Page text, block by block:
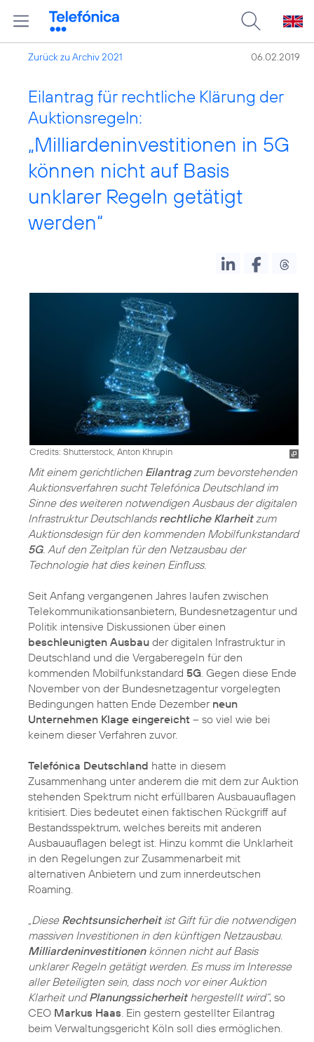
Zurück zu Archiv 2021 06.02.2019
Eilantrag für rechtliche Klärung der
Auktionsregeln:
„Milliardeninvestitionen in 5G
können nicht auf Basis
unklarer Regeln getätigt
werden“
Credits: Shutterstock, Anton Khrupin
Mit einem gerichtlichen Eilantragzum bevorstehenden
Auktionsverfahren sucht Telefónica Deutschland im
Sinne des weiteren notwendigen Ausbaus der digitalen
Infrastruktur Deutschlands rechtliche Klarheitzum
Auktionsdesign für den kommenden Mobilfunkstandard
5G. Auf den Zeitplan für den Netzausbau der
Technologie hat dies keinen Einfluss.
Seit Anfang vergangenen Jahres laufen zwischen
Telekommunikationsanbietern, Bundesnetzagentur und
Politik intensive Diskussionen über einen
beschleunigten Ausbau der digitalen Infrastruktur in
Deutschland und die Vergaberegeln für den
kommenden Mobilfunkstandard 5G . Gegen diese Ende
November von der Bundesnetzagentur vorgelegten
Bedingungen hatten Ende Dezember neun
Unternehmen Klage eingereicht – so viel wie bei
keinem dieser Verfahren zuvor.
Telefónica Deutschland hatte in diesem
Zusammenhang unter anderem die mit dem zur Auktion
stehenden Spektrum nicht erfüllbaren Ausbauauflagen
kritisiert. Dies bedeutet einen faktischen Rückgriff auf
Bestandsspektrum, welches bereits mit anderen
Ausbauauflagen belegt ist. Hinzu kommt die Unklarheit
in den Regelungen zur Zusammenarbeit mit
alternativen Anbietern und zum innerdeutschen
Roaming.
„Diese Rechtsunsicherheitist Gift für die notwendigen
massiven Investitionen in den künftigen Netzausbau.
Milliardeninvestitionenkönnen nicht auf Basis
unklarer Regeln getätigt werden. Es muss im Interesse
aller Beteiligten sein, dass noch vor einer Auktion
Klarheit undPlanungssicherheithergestellt wird“, so
CEO Markus Haas . Ein gestern gestellter Eilantrag
beim Verwaltungsgericht Köln soll dies ermöglichen.